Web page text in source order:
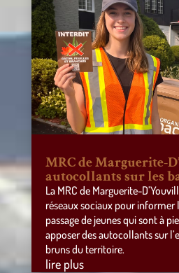
MRC de Marguerite-
autocollants sur les
La MRC de Marguerite-
réseaux sociaux pour
passage de jeunes qui sont à
apposer des autocollants sur
bruns du territoire.
lire plus